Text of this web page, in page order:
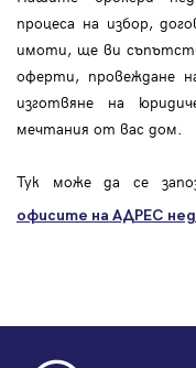
процеса на избор,
имоти, ще ви
оферти, провеждане
изготвяне на
мечтания от вас дом.
Тук може да се
офисите на АДРЕС